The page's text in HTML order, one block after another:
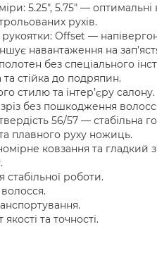
5.25", 5.75" — оптимальні
рухів.
Offset —
навантаження на
без спеціального
стійка до подряпин.
стилю та інтер’єру салону.
без пошкодження
56/57 — стабільна
плавного руху ножиць.
ковзання та гладкий
роботи.
та точності.